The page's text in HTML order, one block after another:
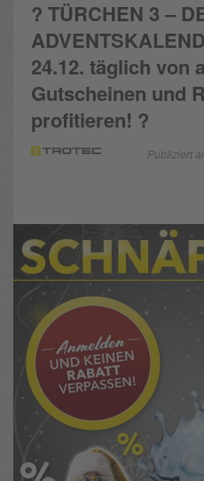
? TÜRCHEN 3 –
24.12. täglich von
Gutscheinen und
profitieren! ?
Publiziert